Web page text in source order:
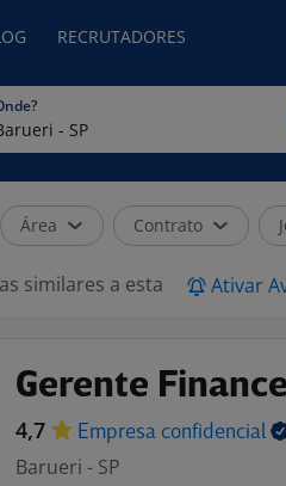
RECRUTADORES
Área Contrato
similares a esta Ativar
Gerente
4,7 Empresa confidencial
Barueri - SP